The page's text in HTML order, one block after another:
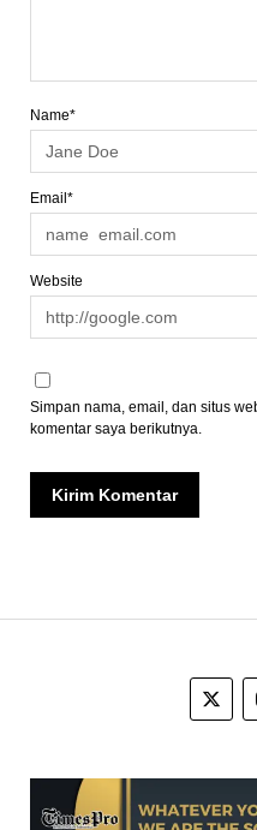
Name*
Email*
Website
Simpan nama, email, dan situs
komentar saya berikutnya.